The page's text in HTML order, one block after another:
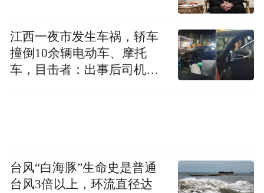
江西一夜市发生车祸，轿车
撞倒10余辆电动车、摩托
车，目击者：出事后司机一
台风“白海豚”生命史是普通
台风3倍以上，环流直径达